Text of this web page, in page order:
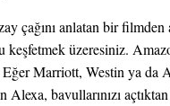
çağını anlatan bir filmden
üzeresiniz.
Marriott, Westin ya
bavullarınızı